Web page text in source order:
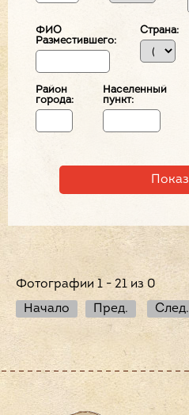
ФИО
Разместившего:
Страна:
Район
города:
Населенный
пункт:
Фотографии 1 - 21 из 0
Начало
Пред. След.